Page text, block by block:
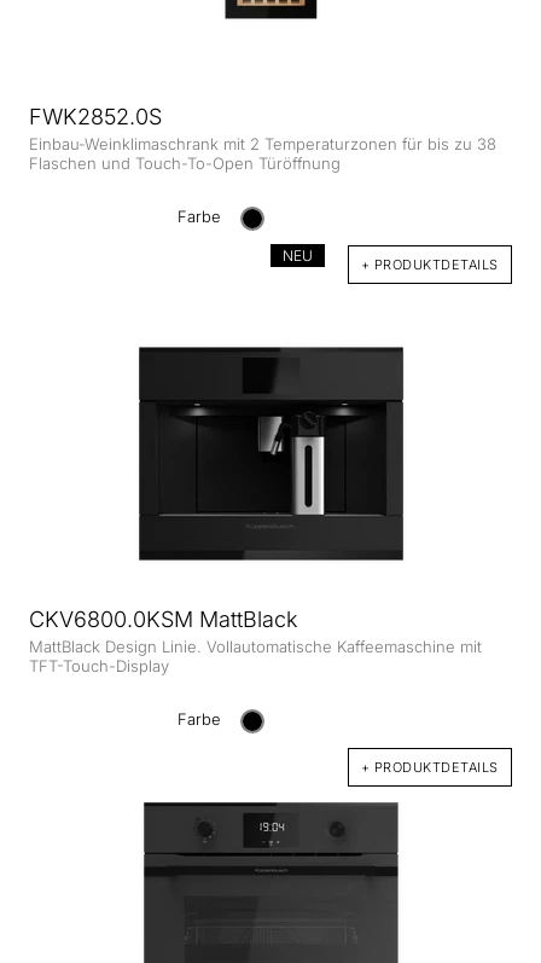
FWK2852.0S
Einbau-Weinklimaschrank mit 2 Temperaturzonen für bis zu 38
Flaschen und Touch-To-Open Türöffnung
Farbe
+ PRODUKTDETAILS
NEU
CKV6800.0KSM MattBlack
MattBlack Design Linie. Vollautomatische Kaffeemaschine mit
TFT-Touch-Display
Farbe
+ PRODUKTDETAILS